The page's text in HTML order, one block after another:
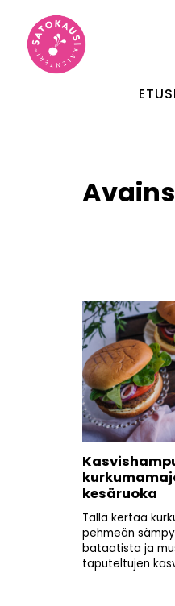
kesäruoka
Tällä kertaa
pehmeän
bataatista ja
taputeltujen